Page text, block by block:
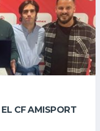
CF AMISPORT